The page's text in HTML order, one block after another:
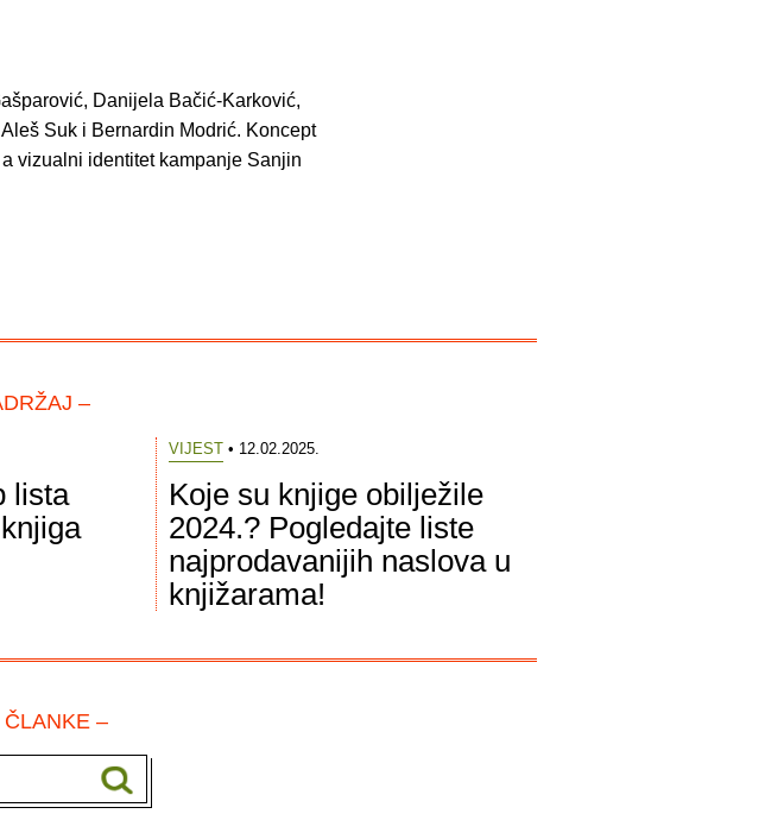
Danijela Bačić-Karković,
Suk i Bernardin Modrić. Koncept
vizualni identitet kampanje Sanjin
–
lista
VIJEST• 12.02.2025.
Koje su knjige obilježile
2024.? Pogledajte liste
najprodavanijih naslova u
knjižarama!
–